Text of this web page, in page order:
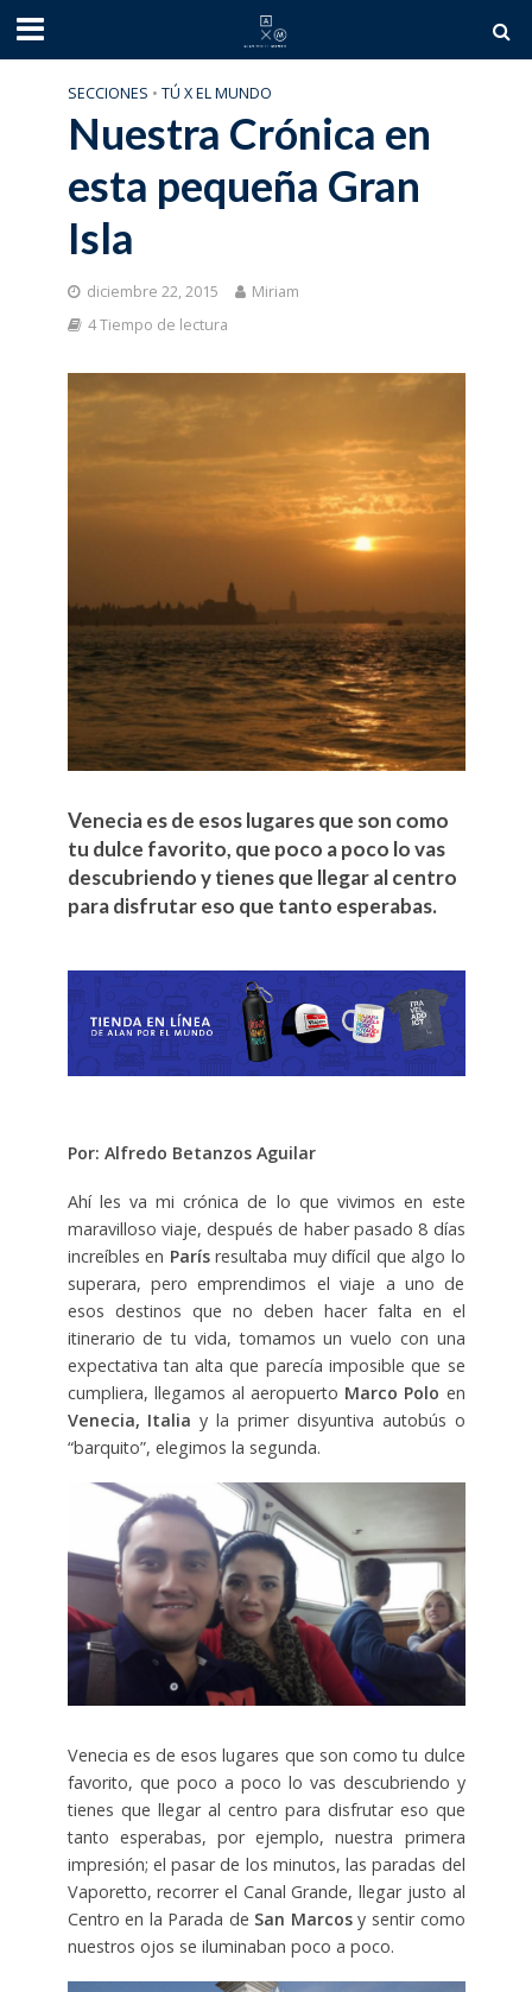
SECCIONES • TÚ X EL MUNDO
Nuestra Crónica en
esta pequeña Gran
Isla
diciembre 22, 2015
Miriam
4 Tiempo de lectura
Venecia es de esos lugares que son como
tu dulce favorito, que poco a poco lo vas
descubriendo y tienes que llegar al centro
para disfrutar eso que tanto esperabas.
Por: Alfredo Betanzos Aguilar
Ahí les va mi crónica de lo que vivimos en este
maravilloso viaje, después de haber pasado 8 días
increíbles en Parísresultaba muy difícil que algo lo
superara, pero emprendimos el viaje a uno de
esos destinos que no deben hacer falta en el
itinerario de tu vida, tomamos un vuelo con una
expectativa tan alta que parecía imposible que se
cumpliera, llegamos al aeropuerto Marco Polo en
Venecia, Italia y la primer disyuntiva autobús o
“barquito”, elegimos la segunda.
Venecia es de esos lugares que son como tu dulce
favorito, que poco a poco lo vas descubriendo y
tienes que llegar al centro para disfrutar eso que
tanto esperabas, por ejemplo, nuestra primera
impresión; el pasar de los minutos, las paradas del
Vaporetto, recorrer el Canal Grande, llegar justo al
Centro en la Parada de San Marcosy sentir como
nuestros ojos se iluminaban poco a poco.